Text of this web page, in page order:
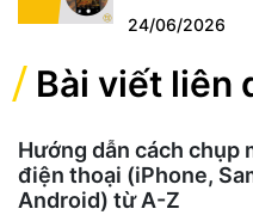
24/06/2026
Bài viết liên
Hướng dẫn cách chụp
điện thoại (iPhone,
Android) từ A-Z